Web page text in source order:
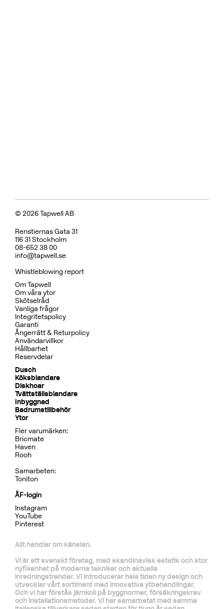
© 2026 Tapwell AB
Renstiernas Gata 31
116 31 Stockholm
08-652 38 00
info@tapwell.se
Whistleblowing report
Om Tapwell
Om våra ytor
Skötselråd
Vanliga frågor
Integritetspolicy
Garanti
Ångerrätt & Returpolicy
Användarvillkor
Hållbarhet
Reservdelar
Dusch
Köksblandare
Diskhoar
Tvättställsblandare
Inbyggnad
Badrumstillbehör
Ytor
Fler varumärken:
Bricmate
Haven
Rooh
Samarbeten:
Toniton
ÅF-login
Allt handlar om känslan.
Vi är ett svenskt företag, med skandinavisk estetik och stor
nyfikenhet på moderna tekniker och aktuella
inredningstrender. Vi introducerar hela tiden ny design och
utvecklar vårt sortiment med innovativa ytbehandlingar.
Och vi har förstås järnkoll på byggnormer, försäkringskrav
och installationsmetoder. Vi har samarbetat med samma
Instagram
YouTube
Pinterest